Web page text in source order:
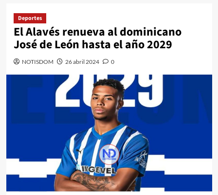
Deportes
El Alavés renueva al dominicano
José de León hasta el año 2029
NOTISDOM 26 abril 2024 0